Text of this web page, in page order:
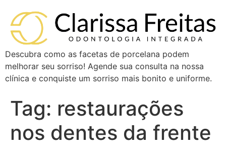
Descubra como as facetas de porcelana podem
melhorar seu sorriso! Agende sua consulta na nossa
clínica e conquiste um sorriso mais bonito e uniforme.
Tag: restaurações
nos dentes da frente